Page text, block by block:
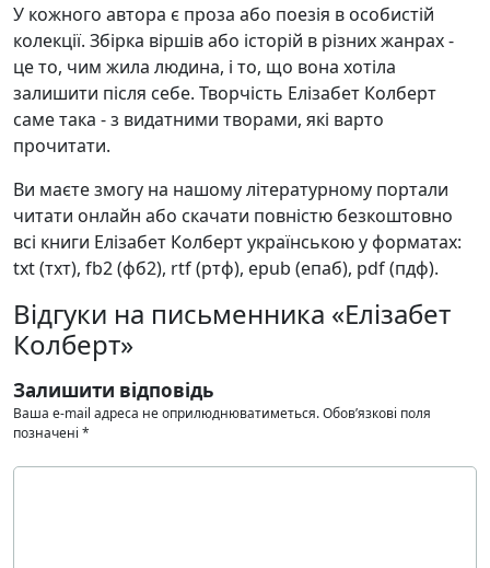
У кожного автора є проза або поезія в особистій
колекції. Збірка віршів або історій в різних жанрах -
це то, чим жила людина, і то, що вона хотіла
залишити після себе. Творчість Елізабет Колберт
саме така - з видатними творами, які варто
прочитати.
Ви маєте змогу на нашому літературному портали
читати онлайн або скачати повністю безкоштовно
всі книги Елізабет Колберт українською у форматах:
txt (тхт), fb2 (фб2), rtf (ртф), epub (епаб), pdf (пдф).
Відгуки на письменника «Елізабет
Колберт»
Залишити відповідь
Ваша e-mail адреса не оприлюднюватиметься.Обов’язкові поля
позначені *